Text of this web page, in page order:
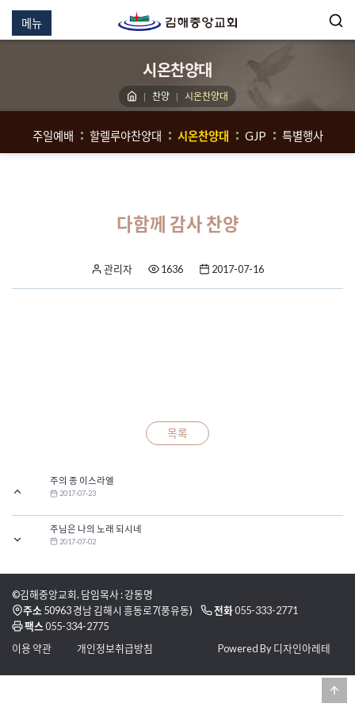
메뉴
시온찬양대
찬양 시온찬양대
주일예배 할렐루야찬양대 시온찬양대 GJP 특별행사
다함께 감사 찬양
관리자 1636 2017-07-16
목록
주의 종 이스라엘
2017-07-23
주님은 나의 노래 되시네
2017-07-02
©김해중앙교회. 담임목사 : 강동명
주소 50963 경남 김해시 흥동로7(풍유동) 전화055-333-2771
팩스 055-334-2775
이용 약관
개인정보취급방침 Powered By 디자인아레테